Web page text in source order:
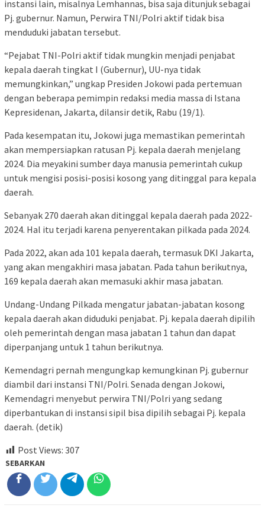
instansi lain, misalnya Lemhannas, bisa saja ditunjuk sebagai
Pj. gubernur. Namun, Perwira TNI/Polri aktif tidak bisa
menduduki jabatan tersebut.
“Pejabat TNI-Polri aktif tidak mungkin menjadi penjabat
kepala daerah tingkat I (Gubernur), UU-nya tidak
memungkinkan,” ungkap Presiden Jokowi pada pertemuan
dengan beberapa pemimpin redaksi media massa di Istana
Kepresidenan, Jakarta, dilansir detik, Rabu (19/1).
Pada kesempatan itu, Jokowi juga memastikan pemerintah
akan mempersiapkan ratusan Pj. kepala daerah menjelang
2024. Dia meyakini sumber daya manusia pemerintah cukup
untuk mengisi posisi-posisi kosong yang ditinggal para kepala
daerah.
Sebanyak 270 daerah akan ditinggal kepala daerah pada 2022-
2024. Hal itu terjadi karena penyerentakan pilkada pada 2024.
Pada 2022, akan ada 101 kepala daerah, termasuk DKI Jakarta,
yang akan mengakhiri masa jabatan. Pada tahun berikutnya,
169 kepala daerah akan memasuki akhir masa jabatan.
Undang-Undang Pilkada mengatur jabatan-jabatan kosong
kepala daerah akan diduduki penjabat. Pj. kepala daerah dipilih
oleh pemerintah dengan masa jabatan 1 tahun dan dapat
diperpanjang untuk 1 tahun berikutnya.
Kemendagri pernah mengungkap kemungkinan Pj. gubernur
diambil dari instansi TNI/Polri. Senada dengan Jokowi,
Kemendagri menyebut perwira TNI/Polri yang sedang
diperbantukan di instansi sipil bisa dipilih sebagai Pj. kepala
daerah. (detik)
Post Views: 307
SEBARKAN